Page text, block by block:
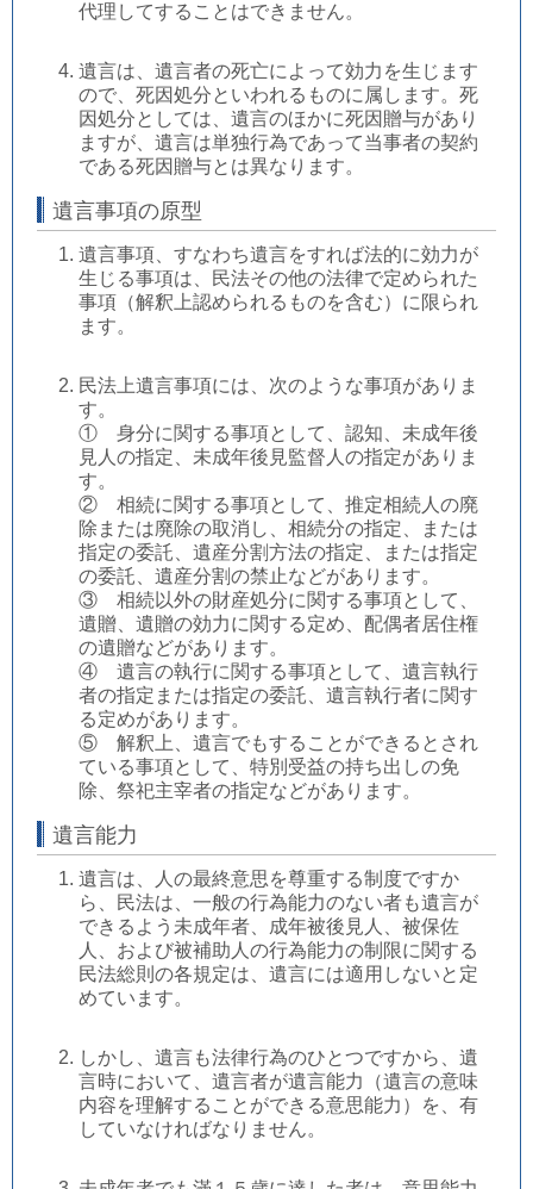
代理してすることはできません。
遺言は、遺言者の死亡によって効力を生じます
ので、死因処分といわれるものに属します。死
因処分としては、遺言のほかに死因贈与があり
ますが、遺言は単独行為であって当事者の契約
である死因贈与とは異なります。
遺言事項の原型
遺言事項、すなわち遺言をすれば法的に効力が
生じる事項は、民法その他の法律で定められた
事項（解釈上認められるものを含む）に限られ
ます。
民法上遺言事項には、次のような事項がありま
す。
① 身分に関する事項として、認知、未成年後
見人の指定、未成年後見監督人の指定がありま
す。
② 相続に関する事項として、推定相続人の廃
除または廃除の取消し、相続分の指定、または
指定の委託、遺産分割方法の指定、または指定
の委託、遺産分割の禁止などがあります。
③ 相続以外の財産処分に関する事項として、
遺贈、遺贈の効力に関する定め、配偶者居住権
の遺贈などがあります。
④ 遺言の執行に関する事項として、遺言執行
者の指定または指定の委託、遺言執行者に関す
る定めがあります。
⑤ 解釈上、遺言でもすることができるとされ
ている事項として、特別受益の持ち出しの免
除、祭祀主宰者の指定などがあります。
遺言能力
遺言は、人の最終意思を尊重する制度ですか
ら、民法は、一般の行為能力のない者も遺言が
できるよう未成年者、成年被後見人、被保佐
人、および被補助人の行為能力の制限に関する
民法総則の各規定は、遺言には適用しないと定
めています。
しかし、遺言も法律行為のひとつですから、遺
言時において、遺言者が遺言能力（遺言の意味
内容を理解することができる意思能力）を、有
していなければなりません。